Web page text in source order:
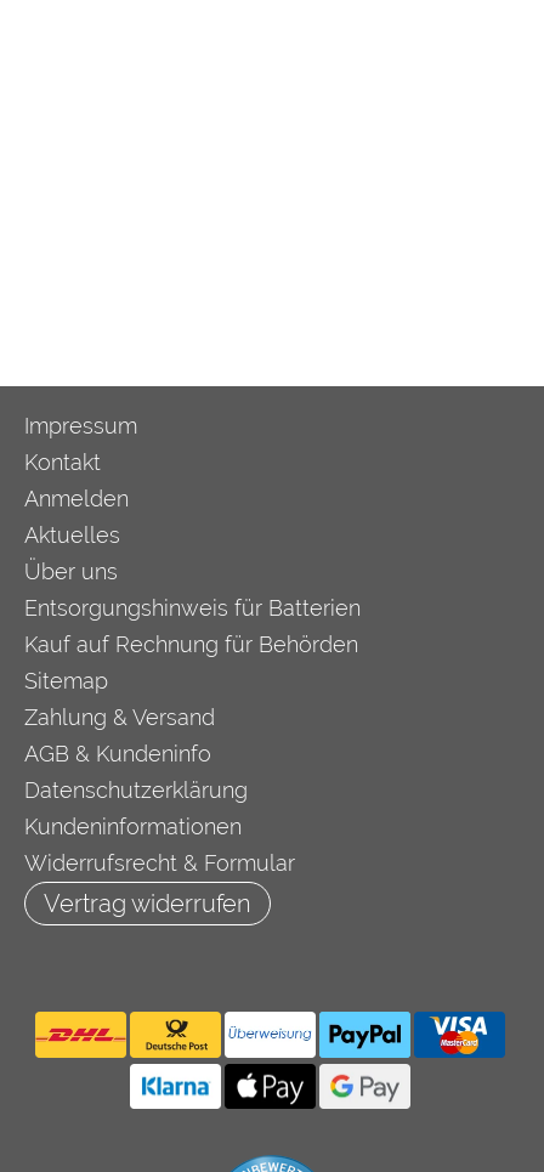
Impressum
Kontakt
Anmelden
Aktuelles
Über uns
Entsorgungshinweis für Batterien
Kauf auf Rechnung für Behörden
Sitemap
Zahlung & Versand
AGB & Kundeninfo
Datenschutzerklärung
Kundeninformationen
Widerrufsrecht & Formular
Vertrag widerrufen